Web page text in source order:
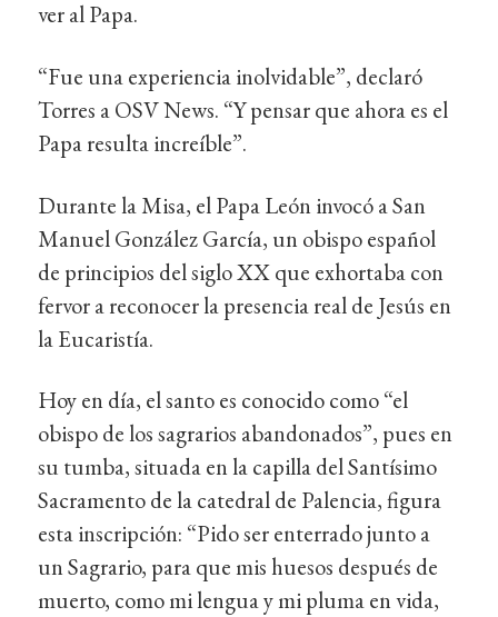
ver al Papa.
“Fue una experiencia inolvidable”, declaró
Torres a OSV News. “Y pensar que ahora es el
Papa resulta increíble”.
Durante la Misa, el Papa León invocó a San
Manuel González García, un obispo español
de principios del siglo XX que exhortaba con
fervor a reconocer la presencia real de Jesús en
la Eucaristía.
Hoy en día, el santo es conocido como “el
obispo de los sagrarios abandonados”, pues en
su tumba, situada en la capilla del Santísimo
Sacramento de la catedral de Palencia, figura
esta inscripción: “Pido ser enterrado junto a
un Sagrario, para que mis huesos después de
muerto, como mi lengua y mi pluma en vida,